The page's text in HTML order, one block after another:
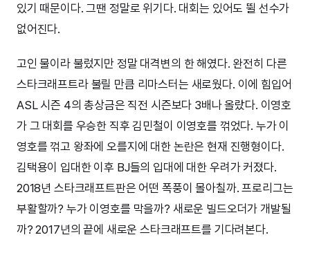
있기 때문이다. 그땐 정말로 위기다. 대회는 있어도 뛸 선수가
없어진다.
고인 물이라 불렀지만 정말 대격변의 한 해였다. 완전히 다른
스타크래프트라 불릴 만큼 리마스터는 새로웠다. 이에 힘입어
ASL 시즌 4의 총상금은 직전 시즌보다 3배나 올랐다. 이영호
가 그 대회를 우승한 직후 김민철이 이영호를 꺾었다. 누가 이
영호를 꺾고 왕좌에 오를지에 대한 논란은 현재 진행형이다.
김택용이 입대한 이후 BJ들의 입대에 대한 우려가 커졌다.
2018년 스타크래프트판은 어떤 폭풍이 몰아칠까. 프로리그는
부활할까? 누가 이영호를 막을까? 새로운 빌드오더가 개발될
까? 2017년의 끝에 새로운 스타크래프트를 기다려본다.